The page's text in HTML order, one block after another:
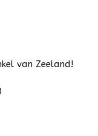
van Zeeland!